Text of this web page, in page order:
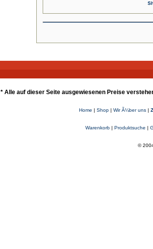
* Alle auf dieser Seite ausgewiesenen Preise
Home | Shop| Wir Ã¼ber uns|
Warenkorb| Produktsuche |
©